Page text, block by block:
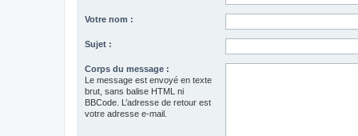
Votre nom :
Sujet :
Corps du message :
Le message est envoyé en texte
brut, sans balise HTML ni
BBCode. L’adresse de retour est
votre adresse e-mail.